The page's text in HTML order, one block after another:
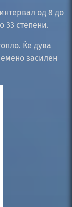
од 8 до
33 степени.
Ќе дува
засилен